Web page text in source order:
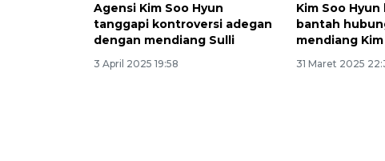
Agensi Kim Soo Hyun
tanggapi kontroversi adegan
dengan mendiang Sulli
3 April 2025 19:58
Kim Soo
bantah
mendiang Kim
31 Maret 2025